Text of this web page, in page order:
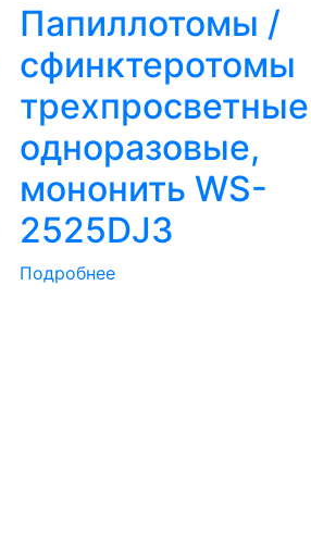
Папиллотомы /
сфинктеротомы
трехпросветные
одноразовые,
мононить WS-
2525DJ3
Подробнее